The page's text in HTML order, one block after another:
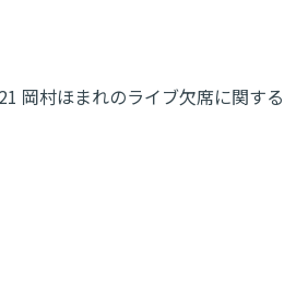
岡村ほまれのライブ欠席に関する